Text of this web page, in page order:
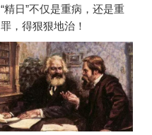
“精日”不仅是重病，还是重
罪，得狠狠地治！